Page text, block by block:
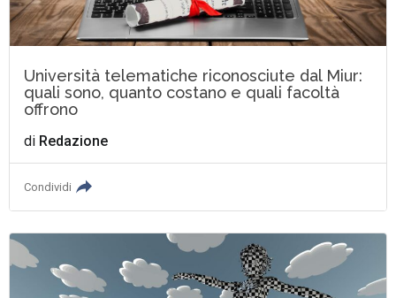
Università telematiche riconosciute dal Miur:
quali sono, quanto costano e quali facoltà
offrono
di Redazione
Condividi